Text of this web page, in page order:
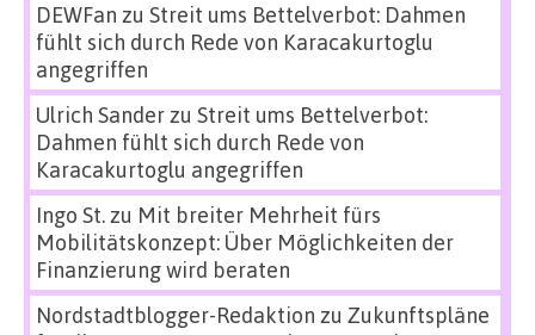
DEWFan zu Streit ums Bettelverbot: Dahmen
fühlt sich durch Rede von Karacakurtoglu
angegriffen
Ulrich Sanderzu Streit ums Bettelverbot:
Dahmen fühlt sich durch Rede von
Karacakurtoglu angegriffen
Ingo St.zu Mit breiter Mehrheit fürs
Mobilitätskonzept: Über Möglichkeiten der
Finanzierung wird beraten
Nordstadtblogger-Redaktion zu Zukunftspläne